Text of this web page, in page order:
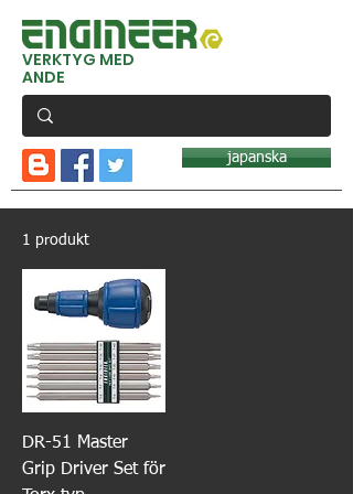
VERKTYG MED
ANDE
japanska
1 produkt
DR-51 Master
Grip Driver Set för